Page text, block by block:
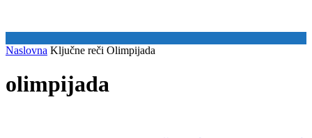
Naslovna Ključne reči Olimpijada
olimpijada